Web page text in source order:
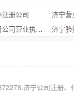
册公司 济宁
济宁注册公司营业执照怎么办 济宁
济宁公司注册